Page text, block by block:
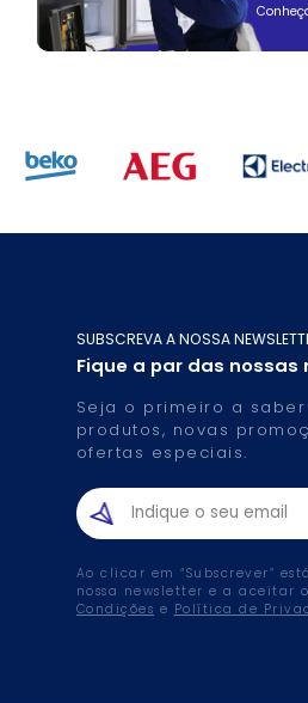
SUBSCREVA A NOSSA
Fique a par das nossas
Seja o primeiro a
produtos, novas
ofertas especiais.
Ao clicar em “Subscrever”
nossa newsletter e a aceitar
Condições e Política de